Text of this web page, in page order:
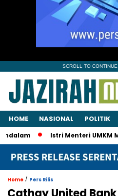
SCROLL TO
HOME NASIONAL POLITIK
Istri Menteri UMKM Mau Tur
Home / Pers Rilis